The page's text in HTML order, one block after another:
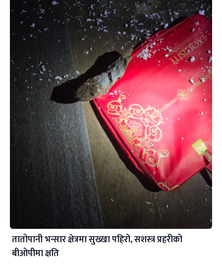
तातोपानी भन्सार क्षेत्रमा सुख्खा पहिरो, सशस्त्र प्रहरीको
बीओपीमा क्षति